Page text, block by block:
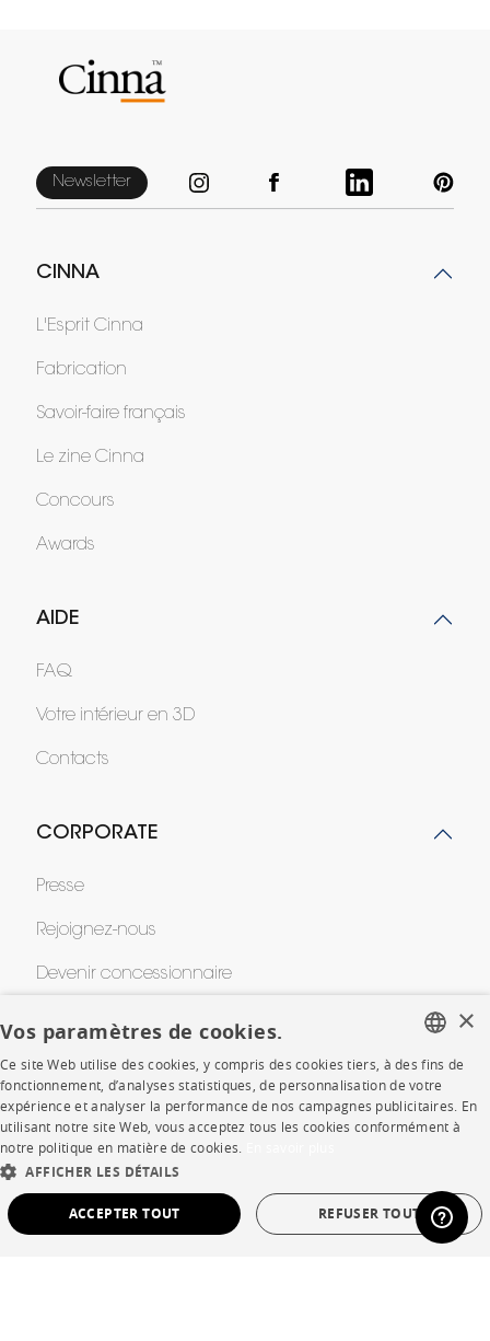
Newsletter
CINNA
L'Esprit Cinna
Fabrication
Savoir-faire français
Le zine Cinna
Concours
Awards
AIDE
FAQ
Votre intérieur en 3D
Contacts
CORPORATE
Presse
Rejoignez-nous
Devenir concessionnaire
SHOP
Points de vente
Ventes privées
FRENCH
ENGLISH
SPANISH
×
Vos paramètres de cookies.
Ce site Web utilise des cookies, y compris des cookies tiers, à des fins de
fonctionnement, d’analyses statistiques, de personnalisation de votre
expérience et analyser la performance de nos campagnes publicitaires. En
utilisant notre site Web, vous acceptez tous les cookies conformément à
notre politique en matière de cookies.
AFFICHER LES DÉTAILS
ACCEPTER TOUT REFUSER TOUT